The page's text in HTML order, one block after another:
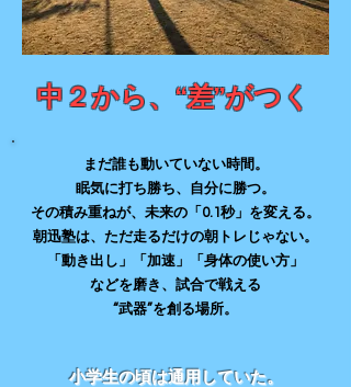
中２から、“差”がつく
まだ誰も動いていない時間。
眠気に打ち勝ち、自分に勝つ。
その積み重ねが、未来の「0.1秒」を変える。
朝迅塾は、ただ走るだけの朝トレじゃない。
「動き出し」「加速」「身体の使い方」
などを磨き、試合で戦える
“武器”を創る場所。
小学生の頃は通用していた。